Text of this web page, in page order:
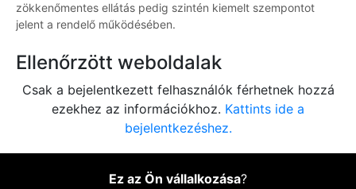
zökkenőmentes ellátás pedig szintén kiemelt szempontot
jelent a rendelő működésében.
Ellenőrzött weboldalak
Csak a bejelentkezett felhasználók férhetnek hozzá
ezekhez az információkhoz. Kattints ide a
bejelentkezéshez.
Ez az Ön vállalkozása?